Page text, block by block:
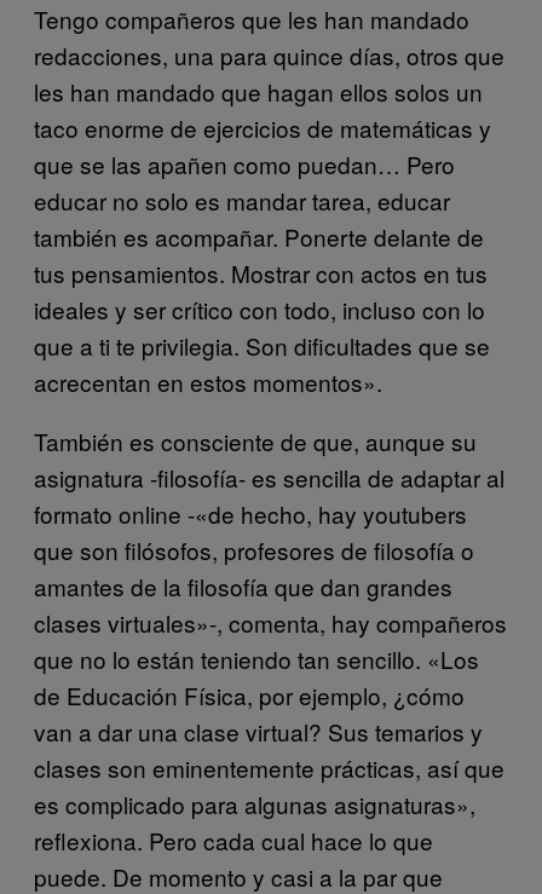
Tengo compañeros que les han mandado
redacciones, una para quince días, otros que
les han mandado que hagan ellos solos un
taco enorme de ejercicios de matemáticas y
que se las apañen como puedan… Pero
educar no solo es mandar tarea, educar
también es acompañar. Ponerte delante de
tus pensamientos. Mostrar con actos en tus
ideales y ser crítico con todo, incluso con lo
que a ti te privilegia. Son dificultades que se
acrecentan en estos momentos».
También es consciente de que, aunque su
asignatura -filosofía- es sencilla de adaptar al
formato online -«de hecho, hay youtubers
que son filósofos, profesores de filosofía o
amantes de la filosofía que dan grandes
clases virtuales»-, comenta, hay compañeros
que no lo están teniendo tan sencillo. «Los
de Educación Física, por ejemplo, ¿cómo
van a dar una clase virtual? Sus temarios y
clases son eminentemente prácticas, así que
es complicado para algunas asignaturas»,
reflexiona. Pero cada cual hace lo que
puede. De momento y casi a la par que